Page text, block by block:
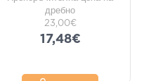
дребно
23,00€
17,48€